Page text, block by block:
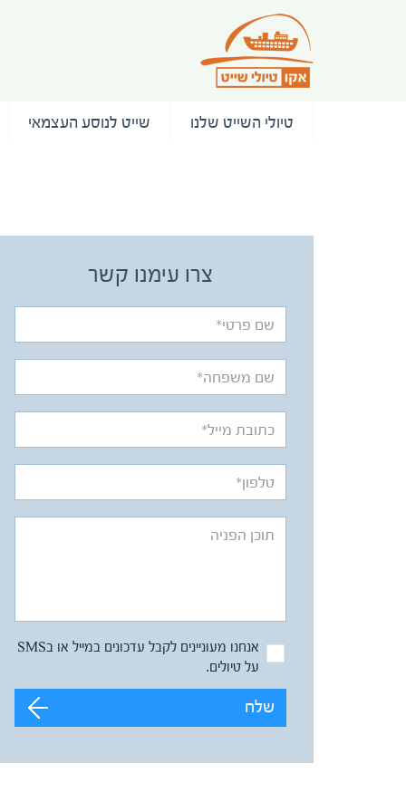
טיולי השייט שלנו שייט לנוסע העצמאי
צרו עימנו קשר
אנחנו מעוניינים לקבל עדכונים במייל או בSMS
על טיולים.
שלח